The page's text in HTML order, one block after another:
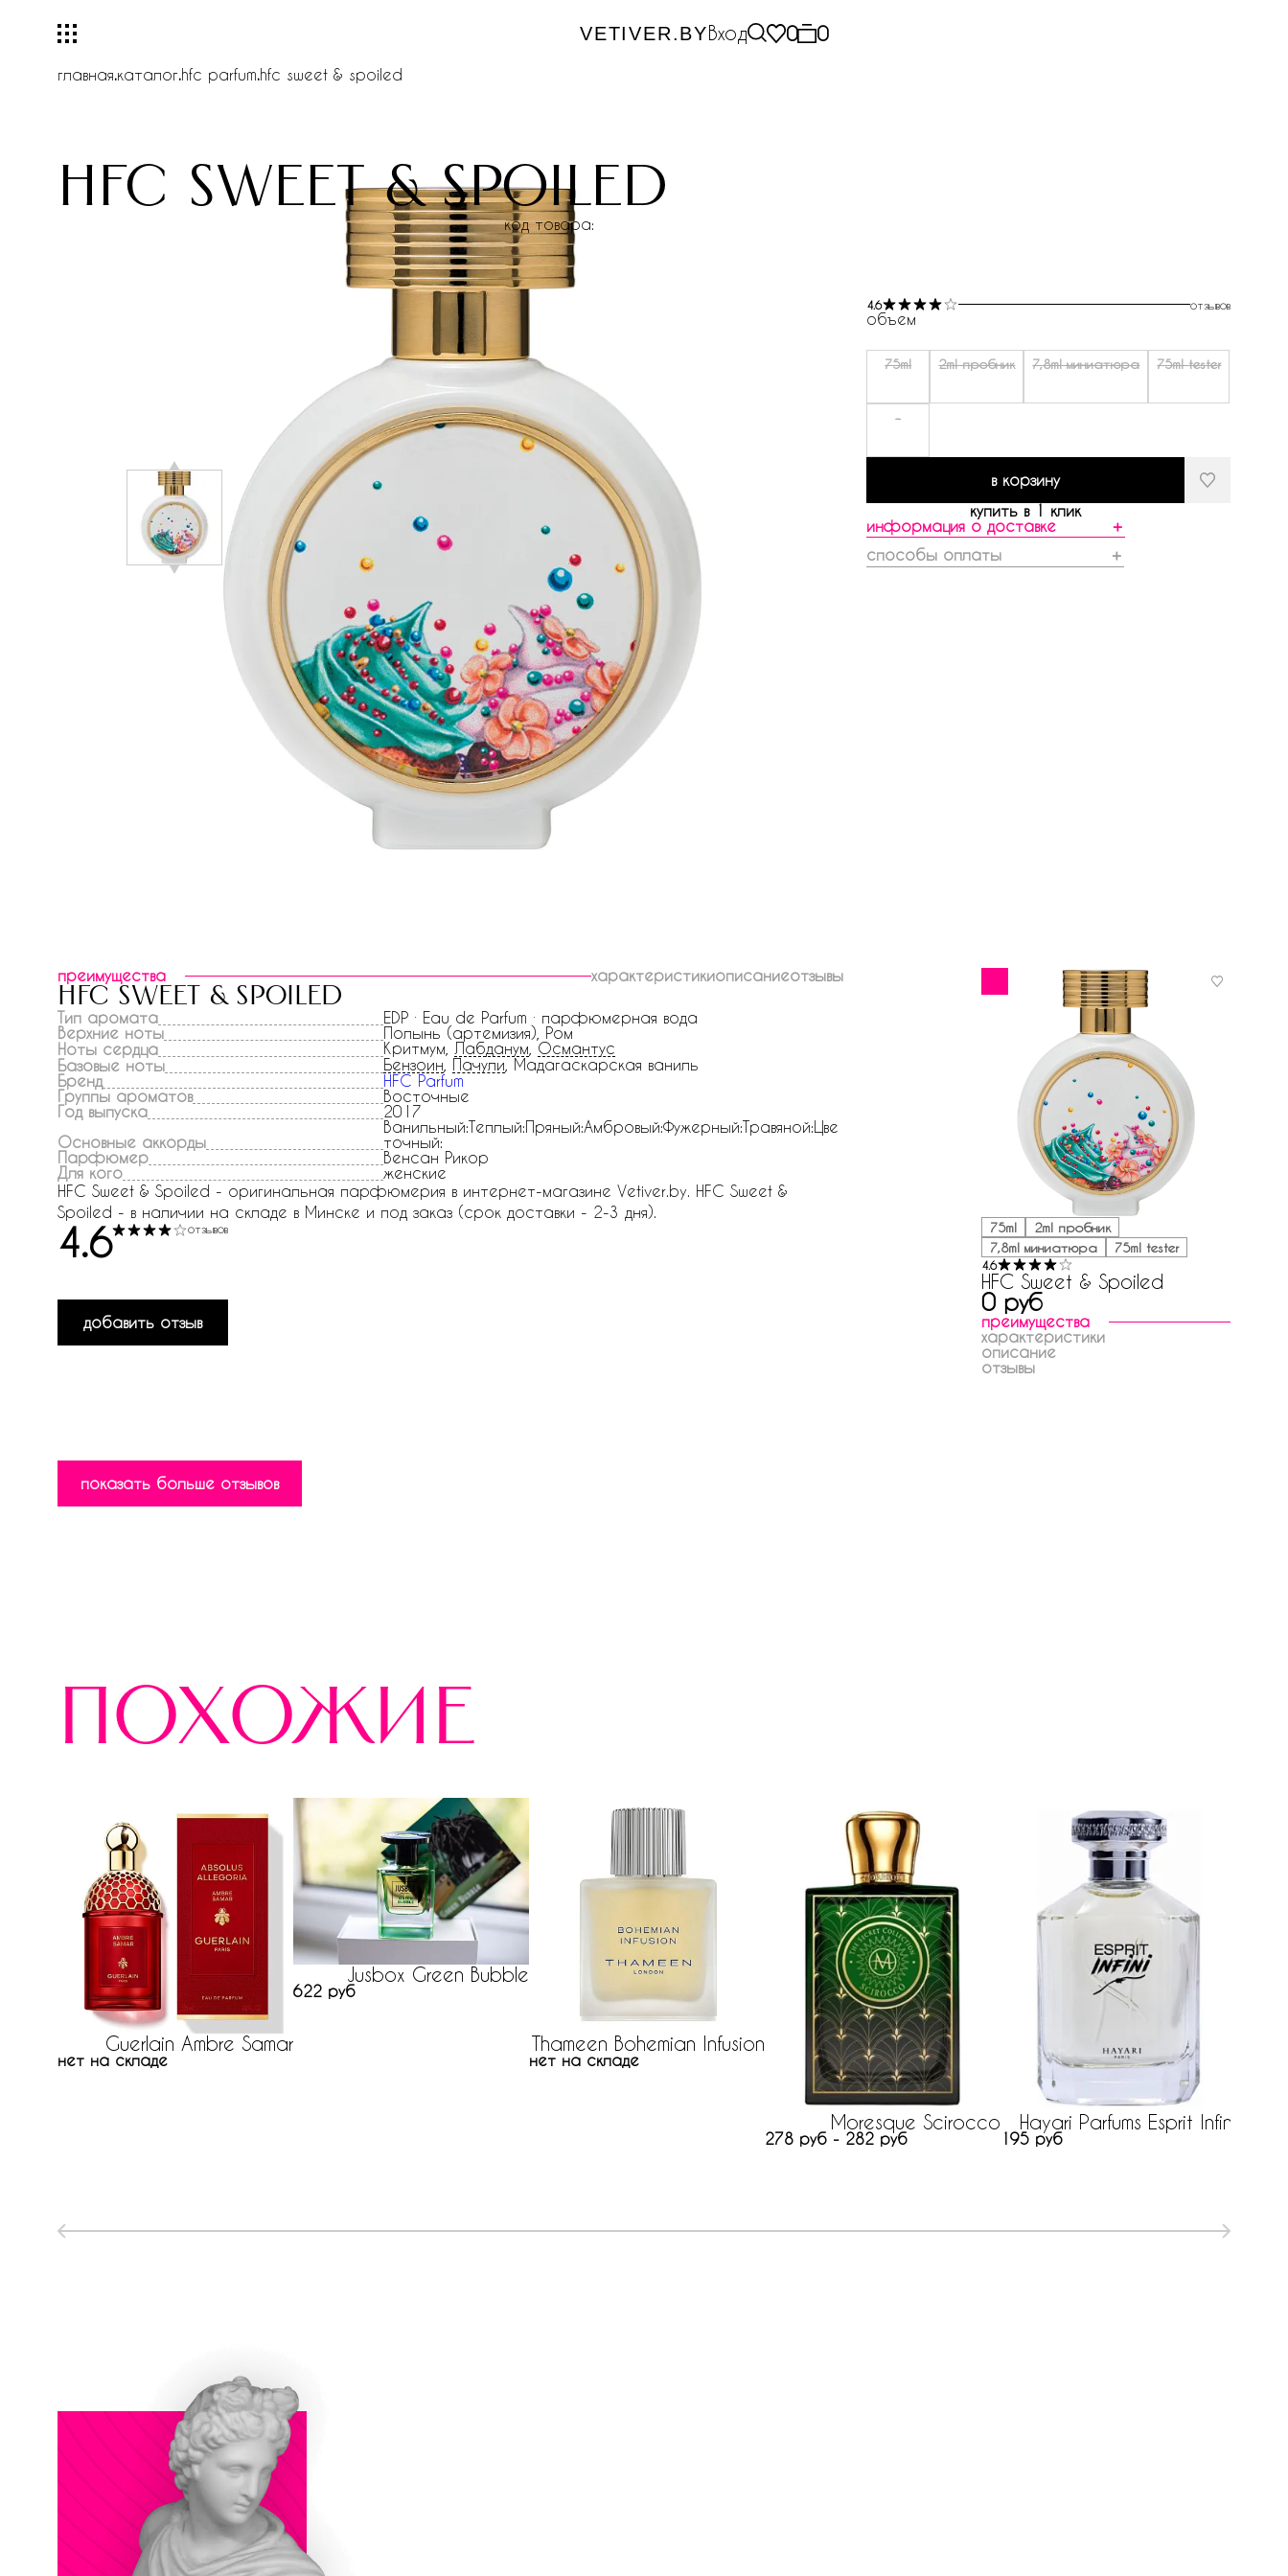
VETIVER.BYВход 0 0
главная.каталог.hfc parfum.hfc sweet & spoiled
hfc sweet & spoiled
код товара:
4.6 отзывов
объем
75ml 2ml пробник 7,8ml миниатюра 75ml tester
-
в корзину
купить в 1 клик
информация о доставке
＋
способы оплаты
＋
преимущества характеристикиописаниеотзывы
hfc sweet & spoiled
Тип аромата
EDP · Eau de Parfum · парфюмерная вода
Верхние ноты
Полынь (артемизия), Ром
Ноты сердца
Критмум, Лабданум Османтус
Базовые ноты
Бензоин Пачули , Мадагаскарская ваниль
Бренд
HFC Parfum
Группы ароматов
Восточные
Год выпуска
2017
Основные аккорды
Ванильный:Теплый:Пряный:Амбровый:Фужерный:Травяной:Цве
точный:
Парфюмер
Венсан Рикор
Для кого
женские
HFC Sweet & Spoiled - оригинальная парфюмерия в интернет-магазине Vetiver.by. HFC Sweet &
Spoiled - в наличии на складе в Минске и под заказ (срок доставки - 2-3 дня).
4.6 отзывов
добавить отзыв
показать больше отзывов
75ml
2ml пробник
7,8ml миниатюра
75ml tester
4.6
HFC Sweet & Spoiled
0 руб
преимущества
характеристики
описание
отзывы
похожие
Guerlain Ambre Samar
нет на складе
Jusbox Green Bubble
622 руб
Thameen Bohemian Infusion
нет на складе
Moresque Scirocco
278 руб - 282 руб
Hayari Parfums Esprit Infini
195 руб